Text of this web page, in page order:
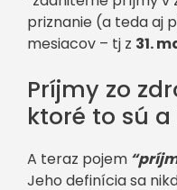
priznanie (a teda aj
mesiacov – tj z 31.
Príjmy zo
ktoré to sú
A teraz pojem
Jeho definícia sa